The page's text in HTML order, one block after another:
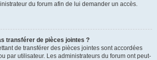
du forum afin de lui demander un accès.
transférer de pièces jointes ?
de transférer des pièces jointes sont accordées
par utilisateur. Les administrateurs du forum ont peut-